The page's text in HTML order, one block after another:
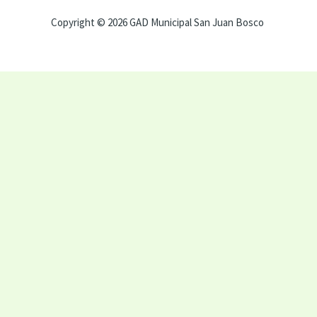
Copyright © 2026 GAD Municipal San Juan Bosco